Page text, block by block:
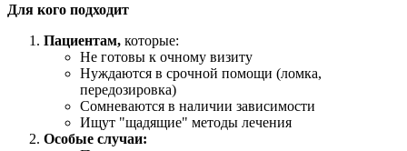
Для кого подходит
Пациентам, которые:
Не готовы к очному визиту
Нуждаются в срочной помощи (ломка,
передозировка)
Сомневаются в наличии зависимости
Ищут "щадящие" методы лечения
Особые случаи: